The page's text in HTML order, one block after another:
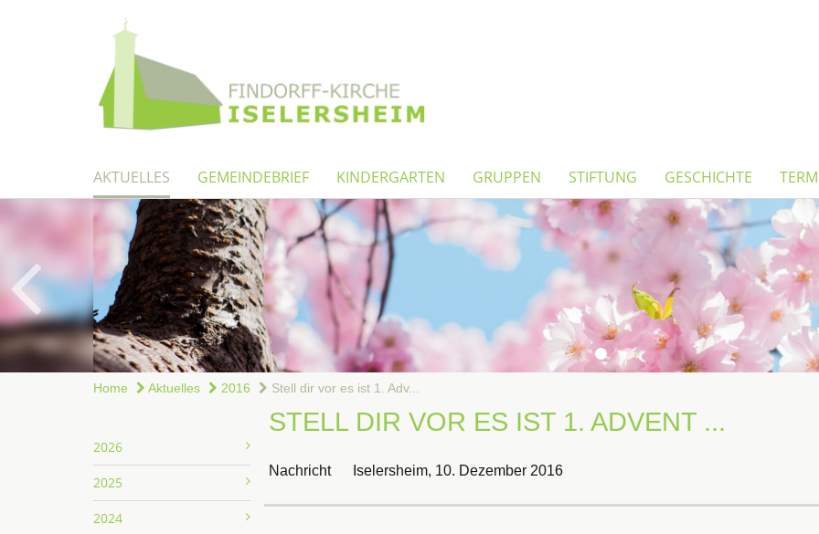
AKTUELLES GEMEINDEBRIEF KINDERGARTEN GRUPPEN STIFTUNG GESCHICHTE
Home Aktuelles 2016 Stell dir vor es ist 1. Adv...
2026
2025
2024
STELL DIR VOR ES IST 1. ADVENT ...
Nachricht Iselersheim, 10. Dezember 2016